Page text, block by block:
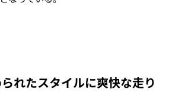
れたスタイルに爽快な走り